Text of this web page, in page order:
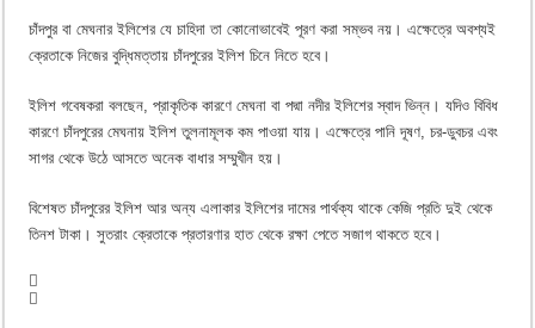
চাঁদপুর বা মেঘনার ইলিশের যে চাহিদা তা কোনোভাবেই পূরণ করা সম্ভব নয়। এক্ষেত্রে অবশ্যই
ক্রেতাকে নিজের বুদ্ধিমত্তায় চাঁদপুরের ইলিশ চিনে নিতে হবে।
ইলিশ গবেষকরা বলছেন, প্রাকৃতিক কারণে মেঘনা বা পদ্মা নদীর ইলিশের স্বাদ ভিন্ন। যদিও বিবিধ
কারণে চাঁদপুরের মেঘনায় ইলিশ তুলনামূলক কম পাওয়া যায়। এক্ষেত্রে পানি দূষণ, চর-ডুবচর এবং
সাগর থেকে উঠে আসতে অনেক বাধার সম্মুখীন হয়।
বিশেষত চাঁদপুরের ইলিশ আর অন্য এলাকার ইলিশের দামের পার্থক্য থাকে কেজি প্রতি দুই থেকে
তিনশ টাকা। সুতরাং ক্রেতাকে প্রতারণার হাত থেকে রক্ষা পেতে সজাগ থাকতে হবে।